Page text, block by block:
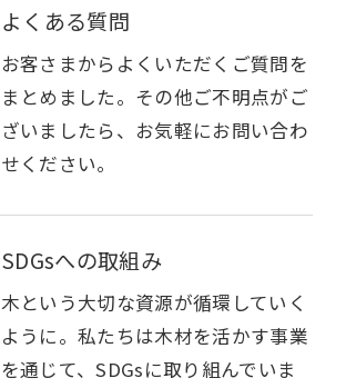
よくある質問
お客さまからよくいただくご質問を
まとめました。その他ご不明点がご
ざいましたら、お気軽にお問い合わ
せください。
SDGsへの取組み
木という大切な資源が循環していく
ように。私たちは木材を活かす事業
を通じて、SDGsに取り組んでいま